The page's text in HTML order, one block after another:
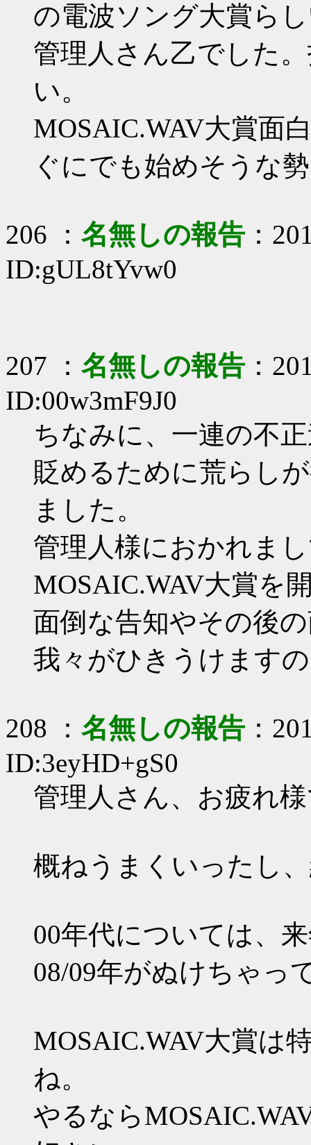
の電波ソング大賞ら
管理人さん乙でした
い。
MOSAIC.WAV大賞面
ぐにでも始めそうな
206 ： 名無しの報告 ：
ID:gUL8tYvw0
207 ： 名無しの報告 ：
ID:00w3mF9J0
ちなみに、一連の不
貶めるために荒らし
ました。
管理人様におかれま
MOSAIC.WAV大賞を
面倒な告知やその後
我々がひきうけます
208 ： 名無しの報告 ：
ID:3eyHD+gS0
管理人さん、お疲れ
概ねうまくいったし
00年代については、
08/09年がぬけちゃっ
MOSAIC.WAV大賞は
ね。
やるなら